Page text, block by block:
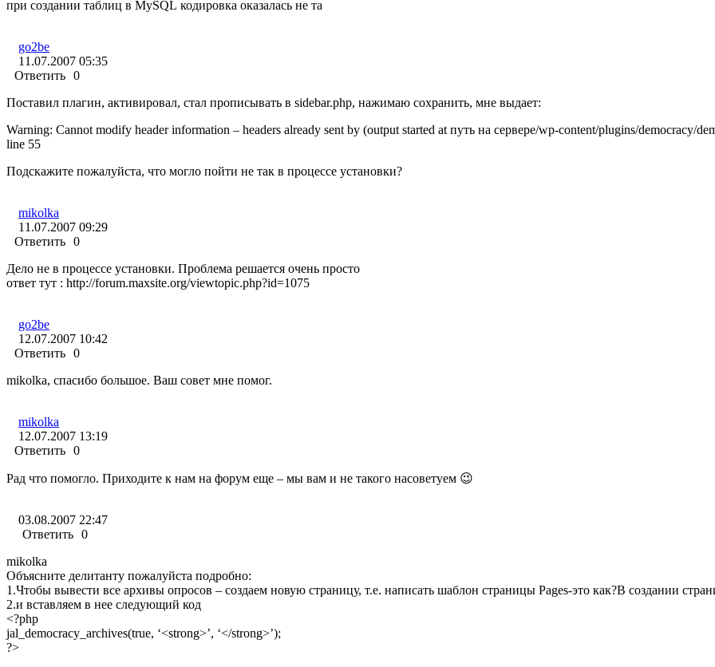
при создании таблиц в MySQL кодировка оказалась не та
go2be
11.07.2007 05:35
Ответить 0
Поставил плагин, активировал, стал прописывать в sidebar.php, нажимаю сохранить, мне выдает:
Warning: Cannot modify header information – headers already sent by (output started at путь на сервере/wp-content/plugins/democracy/
line 55
Подскажите пожалуйста, что могло пойти не так в процессе установки?
mikolka
11.07.2007 09:29
Ответить 0
Дело не в процессе установки. Проблема решается очень просто
ответ тут : http://forum.maxsite.org/viewtopic.php?id=1075
go2be
12.07.2007 10:42
Ответить 0
mikolka, спасибо большое. Ваш совет мне помог.
mikolka
12.07.2007 13:19
Ответить 0
Рад что помогло. Приходите к нам на форум еще – мы вам и не такого насоветуем 😉
03.08.2007 22:47
Ответить 0
mikolka
Объясните делитанту пожалуйста подробно:
1.Чтобы вывести все архивы опросов – создаем новую страницу, т.е. написать шаблон страницы Pages-это как?В создании
2.и вставляем в нее следующий код
<?php
jal_democracy_archives(true, ‘<strong>’, ‘</strong>’);
?>